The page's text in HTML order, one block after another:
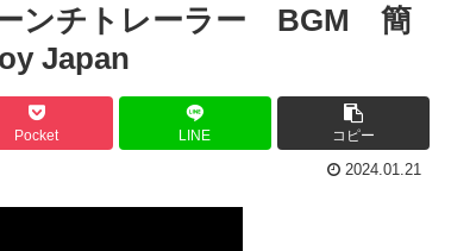
ーンチトレーラー BGM 簡
Japan
Pocket LINE コピー
2024.01.21